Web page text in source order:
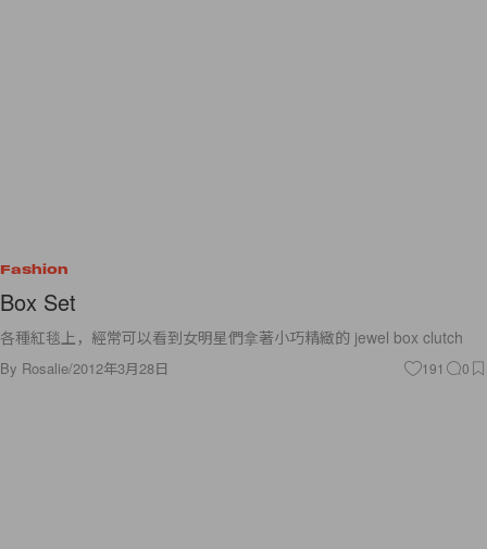
Fashion
Box Set
各種紅毯上，經常可以看到女明星們拿著小巧精緻的 jewel box clutch
By Rosalie/2012年3月28日 191 0